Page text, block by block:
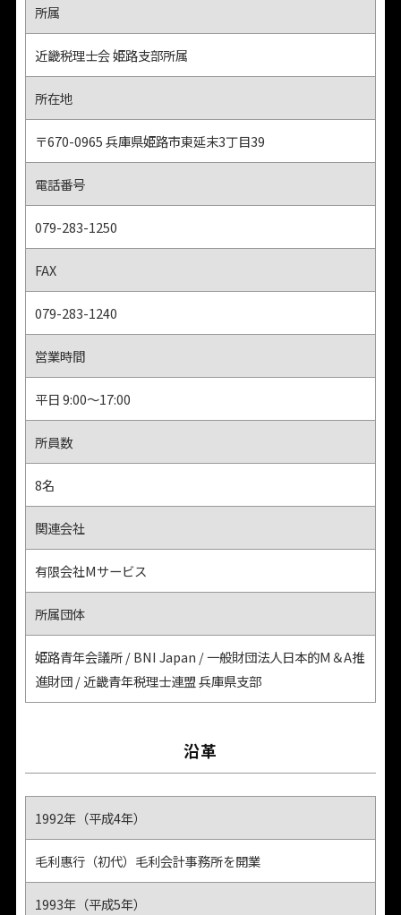
所属
近畿税理士会 姫路支部所属
所在地
〒670-0965 兵庫県姫路市東延末3丁目39
電話番号
079-283-1250
FAX
079-283-1240
営業時間
平日 9:00～17:00
所員数
8名
関連会社
有限会社Mサービス
所属団体
姫路青年会議所 / BNI Japan / 一般財団法人日本的M＆A推
進財団 / 近畿青年税理士連盟 兵庫県支部
沿革
1992年（平成4年）
毛利惠行（初代）毛利会計事務所を開業
1993年（平成5年）